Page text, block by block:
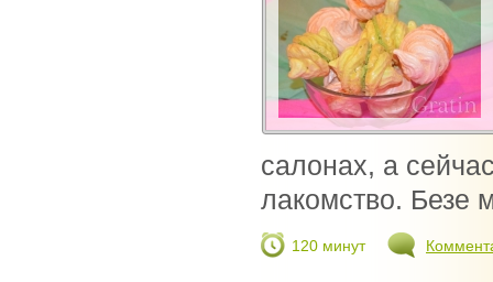
салонах, а
лакомство. Безе
120 минут